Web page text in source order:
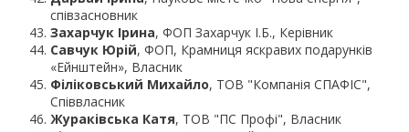
співзасновник
Захарчук Ірина, ФОП Захарчук І.Б., Керівник
Савчук Юрій, ФОП, Крамниця яскравих подарунків
«Ейнштейн», Власник
Філіковський Михайло, ТОВ "Компанія СПАФІС",
Співвласник
Жураківська Катя, ТОВ "ПС Профі", Власник